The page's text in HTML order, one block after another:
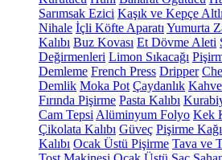
Sarımsak Ezici Kaşık ve Kepçe
Nihale İçli Köfte Aparatı Yumurta
Kalıbı Buz Kovası Et Dövme Aleti
Değirmenleri Limon Sıkacağı
Demleme French Press Dripper
Demlik Moka Pot Çaydanlık
Fırında Pişirme Pasta Kalıbı
Cam Tepsi Alüminyum Folyo Kek
Çikolata Kalıbı Güveç Pişirme
Kalıbı Ocak Üstü Pişirme Tava ve